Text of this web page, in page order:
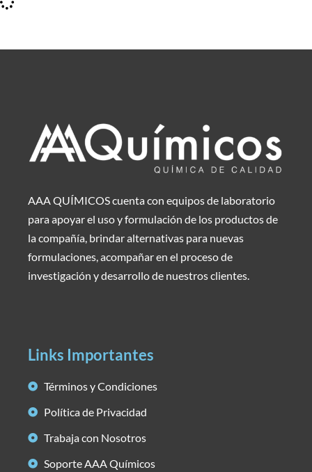
AAA QUÍMICOS cuenta con equipos de laboratorio
para apoyar el uso y formulación de los productos de
la compañía, brindar alternativas para nuevas
formulaciones, acompañar en el proceso de
investigación y desarrollo de nuestros clientes.
Links Importantes
Términos y Condiciones
Política de Privacidad
Trabaja con Nosotros
Soporte AAA Químicos